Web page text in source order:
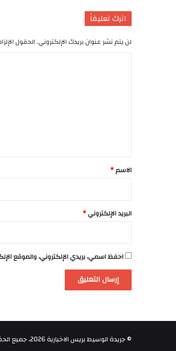
اترك تعليقاً
لن يتم نشر عنوان بريدك الإلكتروني.الحقول
*
الاسم*
البريد الإلكتروني*
احفظ اسمي، بريدي الإلكتروني، والموقع
© جريدة الوسيط بريس الاخبارية 2026، جميع الحقوق محفوظة